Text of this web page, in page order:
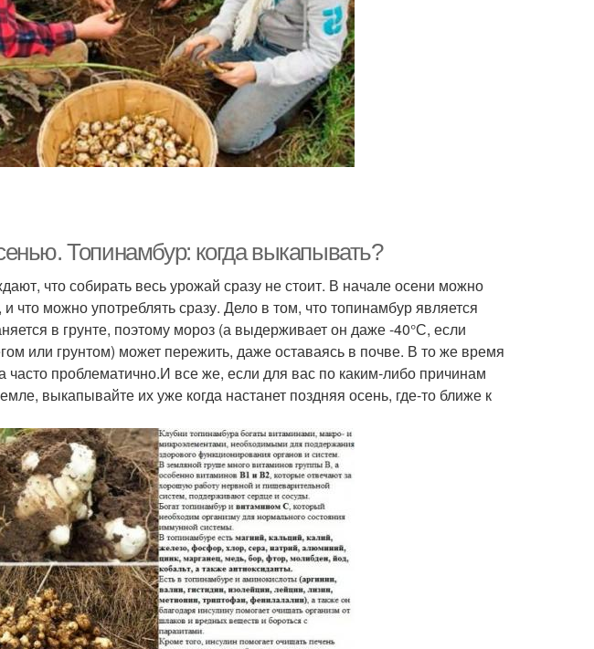
Топинамбур: когда выкапывать?
что собирать весь урожай сразу не стоит. В начале осени можно
что можно употреблять сразу. Дело в том, что топинамбур является
в грунте, поэтому мороз (а выдерживает он даже -40°С, если
или грунтом) может пережить, даже оставаясь в почве. В то же время
часто проблематично.И все же, если для вас по каким-либо причинам
выкапывайте их уже когда настанет поздняя осень, где-то ближе к